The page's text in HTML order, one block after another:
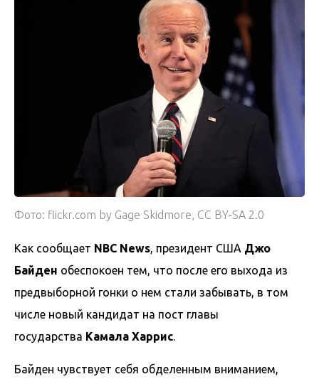
Фото: flickr.com by Gage Skidmore, CC BY-SA 2.0
Как сообщает NBC News, президент США Джо
Байден обеспокоен тем, что после его выхода из
предвыборной гонки о нем стали забывать, в том
числе новый кандидат на пост главы
государства Камала Харрис.
Байден чувствует себя обделенным вниманием,